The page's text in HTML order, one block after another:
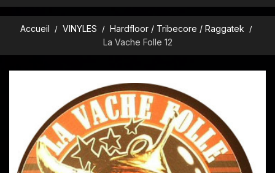
Accueil VINYLES
Hardfloor / Tribecore / Raggatek
La Vache Folle 12